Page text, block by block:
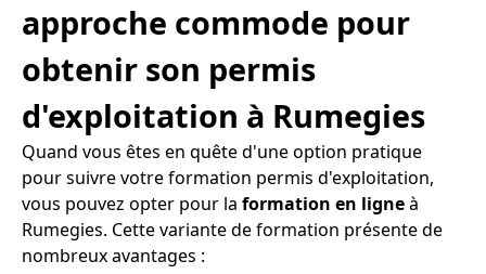
approche commode pour
obtenir son permis
d'exploitation à Rumegies
Quand vous êtes en quête d'une option pratique
pour suivre votre formation permis d'exploitation,
vous pouvez opter pour la formation en ligneà
Rumegies. Cette variante de formation présente de
nombreux avantages :